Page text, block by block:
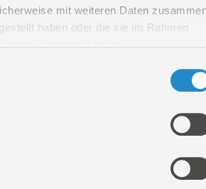
mit weiteren Daten
haben oder die sie im Rahmen
/ Warn-und Sicherheitshinweise